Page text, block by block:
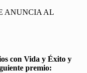
ANUNCIA AL
con Vida y Éxito y
premio: